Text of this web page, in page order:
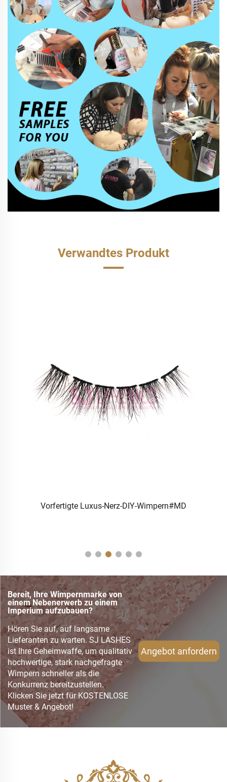
Verwandtes Produkt
Vorfertigte Luxus-Nerz-DIY-Wimpern#MD
Bereit, Ihre Wimpernmarke von
einem Nebenerwerb zu einem
Imperium aufzubauen?
Hören Sie auf, auf langsame
Lieferanten zu warten. SJ LASHES
ist Ihre Geheimwaffe, um qualitativ
hochwertige, stark nachgefragte
Wimpern schneller als die
Konkurrenz bereitzustellen.
Klicken Sie jetzt für KOSTENLOSE
Muster & Angebot!
Angebot anfordern